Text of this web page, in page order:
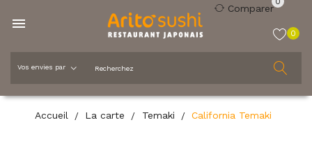

Comparer
0
Accueil La carte Temaki California Temaki